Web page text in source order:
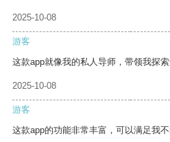
2025-10-08
游客
这款app就像我的私人导师，带领我探索
2025-10-08
游客
这款app的功能非常丰富，可以满足我不